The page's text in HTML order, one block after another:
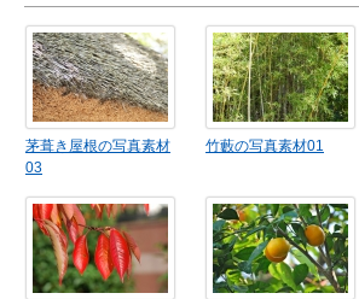
茅葺き屋根の写真素材
03
竹藪の写真素材01